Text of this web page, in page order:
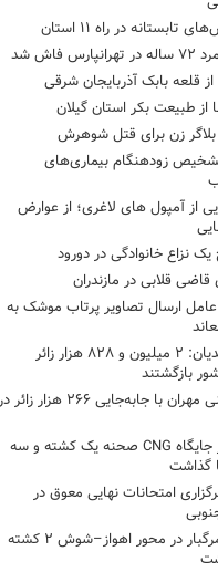
تابستانه در راه ۱۱ استان
فاش شد
از قلعه بابک آذربایجان شرقی
از طبیعت بکر استان گیلان
بلاگر زن برای قتل شوهرش
زودهنگام بیماری‌های
از آمپول های لاغری؛ از عوارض
یک نزاع خانوادگی در دورود
قلابی در مازندران
ارسال تصاویر پرتاب موشک به
پورجمشیدیان: ۲ میلیون و ۸۲۸ هزار زائر
بازگشتند
رکوردشکنی مهران با جابه‌جایی ۲۶۶ هزار زائر در
انفجار در جایگاه CNG صحنه یک کشته و سه
گذاشت
امتحانات نهایی معوق در
تصادف مرگبار در محور اهواز–شوش ۲ کشته